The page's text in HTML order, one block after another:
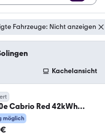
Fahrzeuge: Nicht anzeigen
Kachelansicht
Cabrio Red 42kWh
Navi/SHZ/Tempomat
möglich